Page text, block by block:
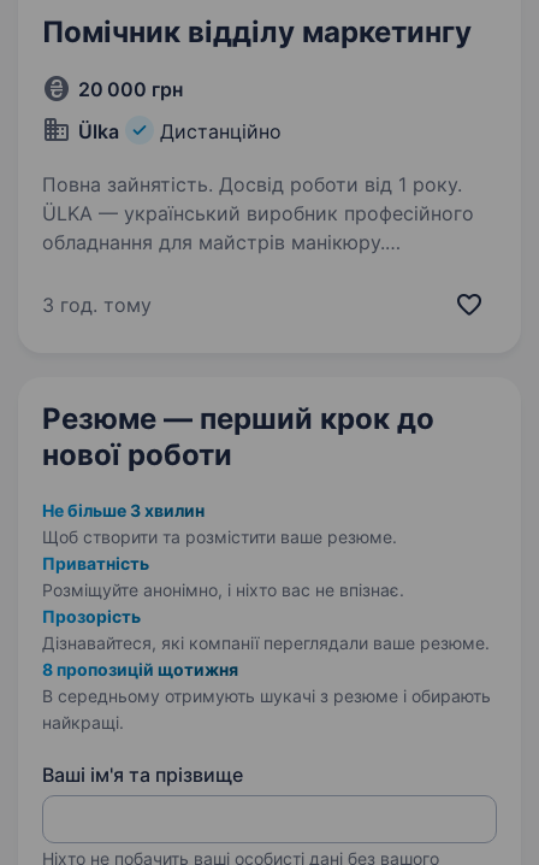
Помічник відділу маркетингу
20 000 грн
Ülka
Дистанційно
Повна зайнятість. Досвід роботи від 1 року.
ÜLKA — український виробник професійного
обладнання для майстрів манікюру.
та усвідомленість у б’юті-індустрії,
3 год. тому
Резюме — перший крок до
нової роботи
Не більше 3 хвилин
Щоб створити та розмістити ваше резюме.
Приватність
Розміщуйте анонімно, і ніхто вас не впізнає.
Прозорість
Дізнавайтеся, які компанії переглядали ваше резюме.
8 пропозицій щотижня
В середньому отримують шукачі з резюме і обирають
найкращі.
Ваші ім'я та прізвище
Ніхто не побачить ваші особисті дані без вашого